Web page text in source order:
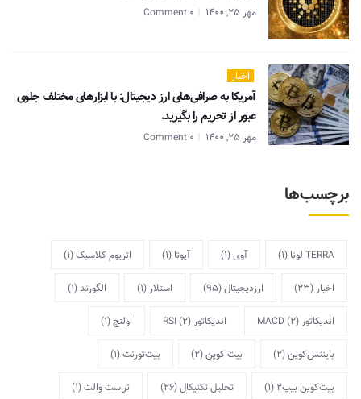
مهر 25, 1400 0 Comment
اخبار
آمریکا به صرافی‌های ارز دیجیتال: با ابزارهای مختلف جلوی
عبور از تحریم را بگیرید.
مهر 25, 1400 0 Comment
برچسب‌ها
TERRA لونا (1) آوی(1) آیوتا (1) اتریوم کلاسیک(1)
اخبار (23) ارزدیجیتال(95) استلار (1) الگورند(1)
اندیکاتور MACD (2) اندیکاتور RSI (2) اولنچ(1)
بایننس‌کوین(2) بیت کوین(2) بیت‌تورنت(1)
بیت‌کوین بیپ2 (1) تحلیل تکنیکال(26) تراست والت(1)